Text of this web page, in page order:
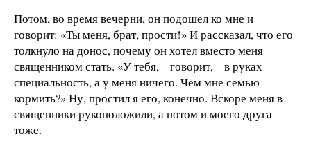
Потом, во время вечерни, он подошел ко мне и
говорит: «Ты меня, брат, прости!» И рассказал, что его
толкнуло на донос, почему он хотел вместо меня
священником стать. «У тебя, – говорит, – в руках
специальность, а у меня ничего. Чем мне семью
кормить?» Ну, простил я его, конечно. Вскоре меня в
священники рукоположили, а потом и моего друга
тоже.